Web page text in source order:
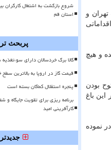
و
و هیچ
بودن
این باغ
سطح اشغال را صادر نموده
شروع بازگشت به اشتغال کارگران
استان قم
پربحث
کالا برگ خردسالان دارای
قیمت گاز در اروپا به بالاترین سطح خود از
پنجره استقلال کماکان بسته است
برنامه ریزی برای تقویت جایگاه
کارآفرینی امید